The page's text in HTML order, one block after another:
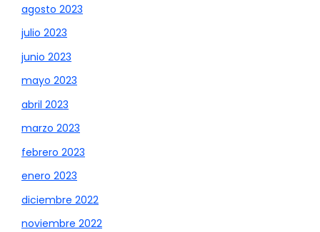
agosto 2023
julio 2023
junio 2023
mayo 2023
abril 2023
marzo 2023
febrero 2023
enero 2023
diciembre 2022
noviembre 2022